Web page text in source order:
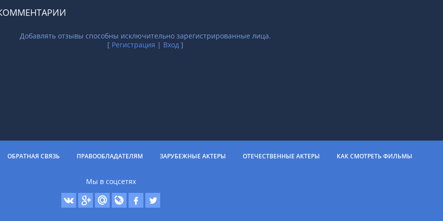
Добавлять отзывы способны исключительно зарегистрированные лица.
[ Регистрация | Вход ]
ОБРАТНАЯ СВЯЗЬ ПРАВООБЛАДАТЕЛЯМ ЗАРУБЕЖНЫЕ АКТЕРЫ ОТЕЧЕСТВЕННЫЕ АКТЕРЫ КАК СМОТРЕТЬ ФИЛЬМЫ
Мы в соцсетях